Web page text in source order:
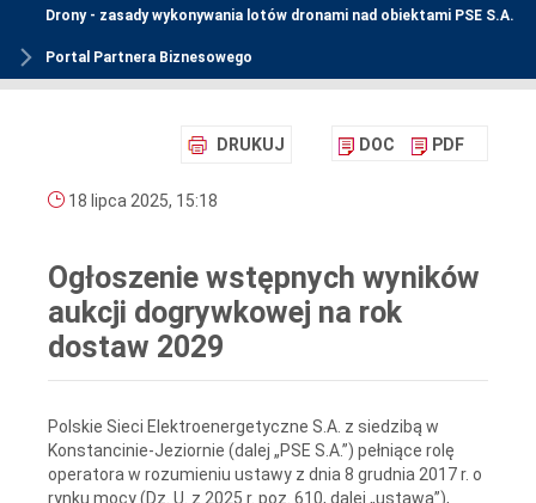
Drony - zasady wykonywania lotów dronami nad obiektami PSE S.A.
Portal Partnera Biznesowego
DRUKUJ DOC PDF
18 lipca 2025, 15:18
Ogłoszenie wstępnych wyników
aukcji dogrywkowej na rok
dostaw 2029
Polskie Sieci Elektroenergetyczne S.A. z siedzibą w
Konstancinie-Jeziornie (dalej „PSE S.A.”) pełniące rolę
operatora w rozumieniu ustawy z dnia 8 grudnia 2017 r. o
rynku mocy (Dz. U. z 2025 r. poz. 610, dalej „ustawa”),